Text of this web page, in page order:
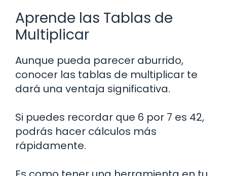
Aprende las Tablas de
Multiplicar
Aunque pueda parecer aburrido,
conocer las tablas de multiplicar te
dará una ventaja significativa.
Si puedes recordar que 6 por 7 es 42,
podrás hacer cálculos más
rápidamente.